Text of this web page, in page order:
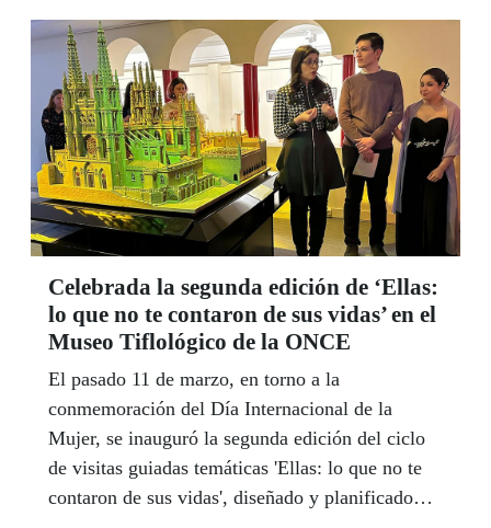
Celebrada la segunda edición de ‘Ellas:
lo que no te contaron de sus vidas’ en el
Museo Tiflológico de la ONCE
El pasado 11 de marzo, en torno a la
conmemoración del Día Internacional de la
Mujer, se inauguró la segunda edición del ciclo
de visitas guiadas temáticas 'Ellas: lo que no te
contaron de sus vidas', diseñado y planificado